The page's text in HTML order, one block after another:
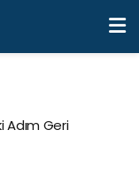
Adım Geri